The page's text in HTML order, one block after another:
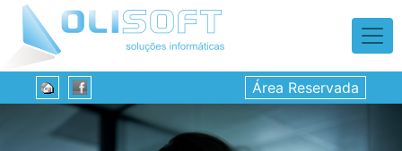
Área Reservada